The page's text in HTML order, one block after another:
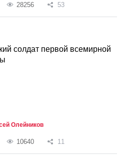
28256 53
солдат первой всемирной
Олейников
10640 11